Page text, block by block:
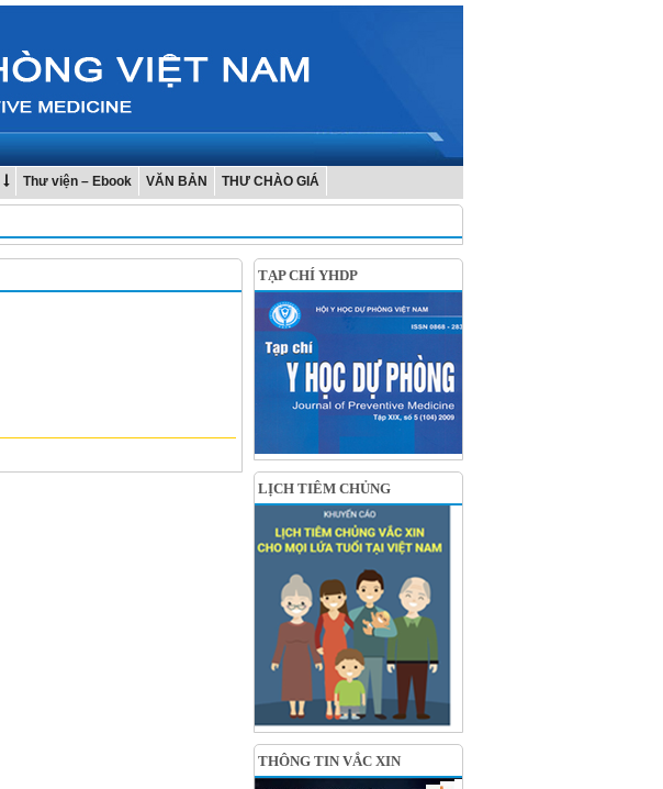
Thư viện – Ebook VĂN BẢN THƯ CHÀO GIÁ
TẠP CHÍ YHDP
LỊCH TIÊM CHỦNG
THÔNG TIN VẮC XIN